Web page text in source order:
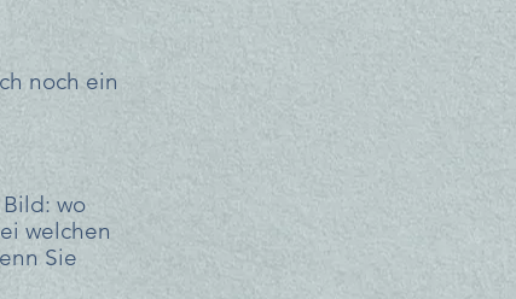
noch ein
wo
welchen
Sie